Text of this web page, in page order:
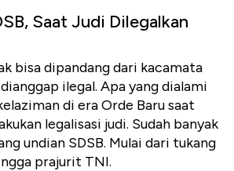
Saat Judi Dilegalkan
bisa dipandang dari kacamata
ilegal. Apa yang dialami
di era Orde Baru saat
legalisasi judi. Sudah banyak
undian SDSB. Mulai dari tukang
prajurit TNI.